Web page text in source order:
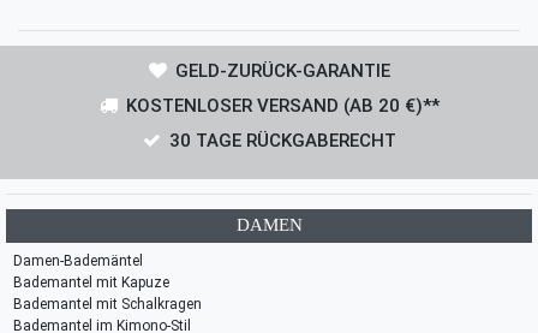
GELD-ZURÜCK-GARANTIE
KOSTENLOSER VERSAND (AB 20 €)**
30 TAGE RÜCKGABERECHT
DAMEN
Damen-Bademäntel
Bademantel mit Kapuze
Bademantel mit Schalkragen
Bademantel im Kimono-Stil